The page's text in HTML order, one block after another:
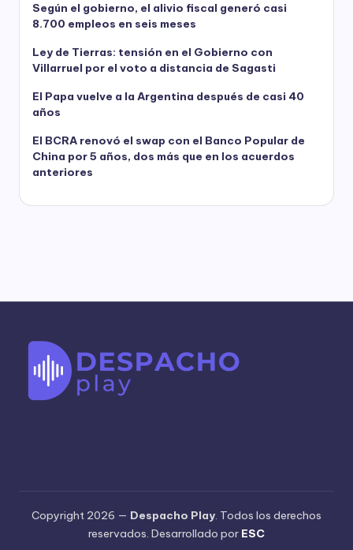
Según el gobierno, el alivio fiscal generó casi
8.700 empleos en seis meses
Ley de Tierras: tensión en el Gobierno con
Villarruel por el voto a distancia de Sagasti
El Papa vuelve a la Argentina después de casi 40
años
El BCRA renovó el swap con el Banco Popular de
China por 5 años, dos más que en los acuerdos
anteriores
Copyright 2026 — Despacho Play. Todos los derechos
reservados. Desarrollado por ESC